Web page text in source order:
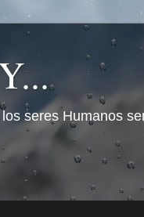
seres Humanos